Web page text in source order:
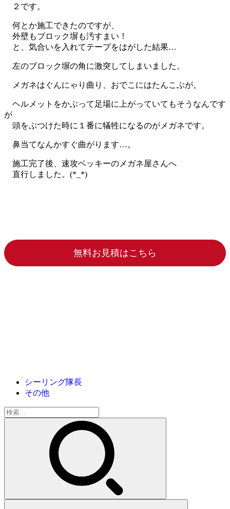
２です。
何とか施工できたのですが、
外壁もブロック塀も汚すまい！
と、気合いを入れてテープをはがした結果…
左のブロック塀の角に激突してしまいました。
メガネはぐんにゃり曲り、おでこにはたんこぶが。
ヘルメットをかぶって足場に上がっていてもそうなんです
が
頭をぶつけた時に１番に犠牲になるのがメガネです。
鼻当てなんかすぐ曲がります…。
施工完了後、速攻ベッキーのメガネ屋さんへ
直行しました。(*_*)
無料お見積はこちら
シーリング隊長
その他
検
索: